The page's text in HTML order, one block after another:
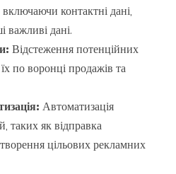
включаючи контактні дані,
важливі дані.
Відстеження потенційних
їх по воронці продажів та
Автоматизація
таких як відправка
цільових рекламних